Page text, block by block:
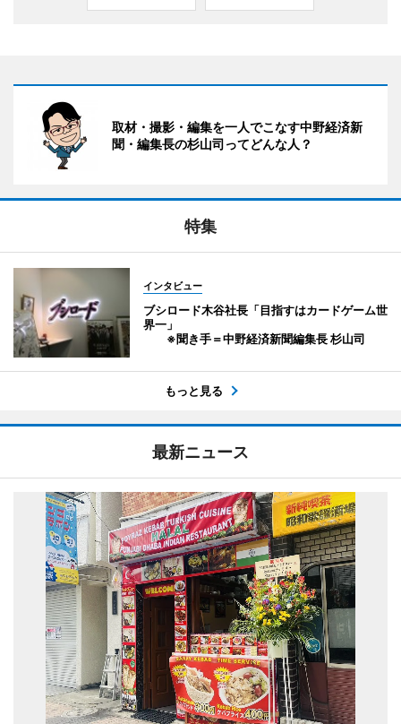
取材・撮影・編集を一人でこなす中野経済新
聞・編集長の杉山司ってどんな人？
特集
インタビュー
ブシロード木谷社長「目指すはカードゲーム世
界一」
※聞き手＝中野経済新聞編集長 杉山司
もっと見る
最新ニュース